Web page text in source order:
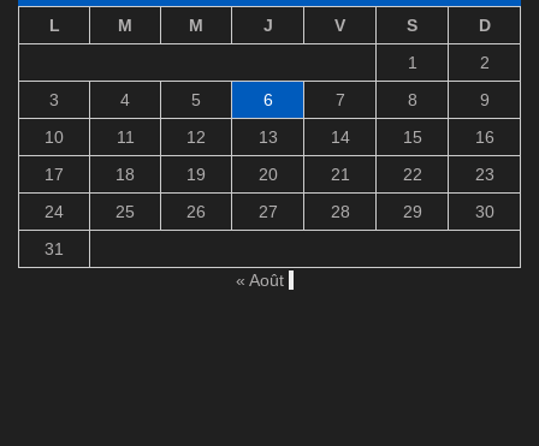
L
M M J V S
D
1
2
3
4 5 6 7 8
9
10
11 12 13 14 15
16
17
18 19 20 21 22
23
24
25 26 27 28 29
30
31
« Août